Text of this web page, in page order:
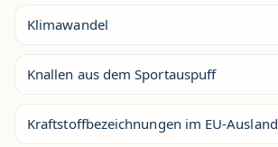
Klimawandel
Knallen aus dem Sportauspuff
Kraftstoffbezeichnungen im EU-Ausland